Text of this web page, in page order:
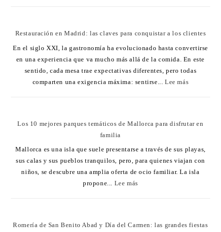
Restauración en Madrid: las claves para conquistar a los clientes
En el siglo XXI, la gastronomía ha evolucionado hasta convertirse
en una experiencia que va mucho más allá de la comida. En este
sentido, cada mesa trae expectativas diferentes, pero todas
comparten una exigencia máxima: sentirse...Lee más
Los 10 mejores parques temáticos de Mallorca para disfrutar en
familia
Mallorca es una isla que suele presentarse a través de sus playas,
sus calas y sus pueblos tranquilos, pero, para quienes viajan con
niños, se descubre una amplia oferta de ocio familiar. La isla
propone... Lee más
Romería de San Benito Abad y Día del Carmen: las grandes fiestas